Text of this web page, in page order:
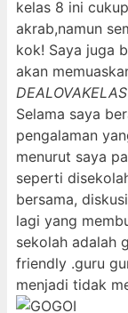
kelas 8 ini
akrab,namun
kok! Saya juga
akan
DEALOVA
Selama saya
pengalaman
menurut saya
seperti
bersama,
lagi yang
sekolah adalah
friendly .guru
menjadi tidak